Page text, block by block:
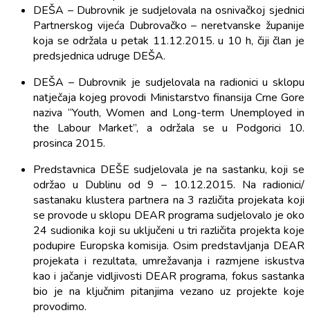
DEŠA – Dubrovnik je sudjelovala na osnivačkoj sjednici
Partnerskog vijeća Dubrovačko – neretvanske županije
koja se održala u petak 11.12.2015. u 10 h, čiji član je
predsjednica udruge DEŠA.
DEŠA – Dubrovnik je sudjelovala na radionici u sklopu
natječaja kojeg provodi Ministarstvo finansija Crne Gore
naziva “Youth, Women and Long-term Unemployed in
the Labour Market”, a održala se u Podgorici 10.
prosinca 2015.
Predstavnica DEŠE sudjelovala je na sastanku, koji se
održao u Dublinu od 9 – 10.12.2015. Na radionici/
sastanaku klustera partnera na 3 različita projekata koji
se provode u sklopu DEAR programa sudjelovalo je oko
24 sudionika koji su uključeni u tri različita projekta koje
podupire Europska komisija. Osim predstavljanja DEAR
projekata i rezultata, umrežavanja i razmjene iskustva
kao i jačanje vidljivosti DEAR programa, fokus sastanka
bio je na ključnim pitanjima vezano uz projekte koje
provodimo.